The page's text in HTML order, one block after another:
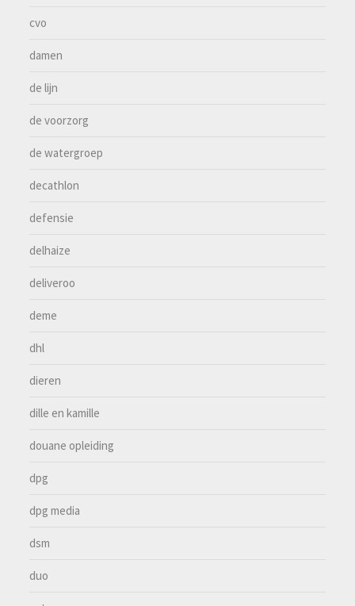
cvo
damen
de lijn
de voorzorg
de watergroep
decathlon
defensie
delhaize
deliveroo
deme
dhl
dieren
dille en kamille
douane opleiding
dpg
dpg media
dsm
duo